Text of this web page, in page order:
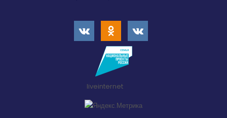
liveinternet